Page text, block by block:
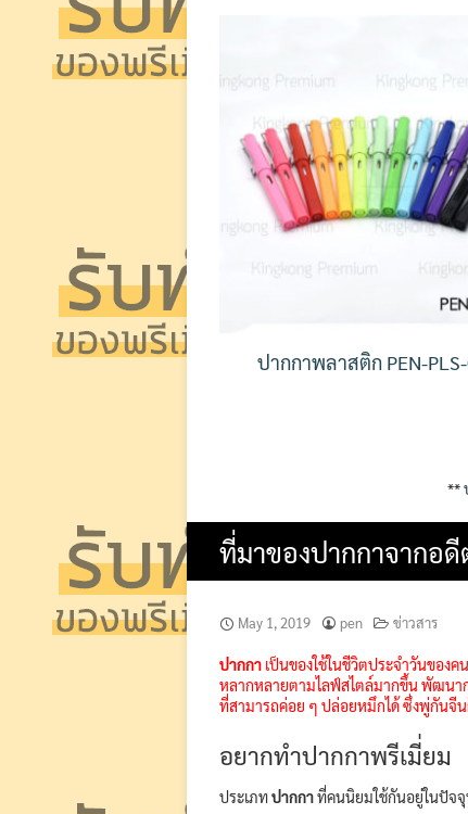
ปากกาพลาสติก PEN-
**
ที่มาของปากกาจากอ
May 1, 2019 pen ข่าวสาร
ปากกา เป็นของใช้ในชีวิตประจำวันของ
หลากหลายตามไลฟ์สไตล์มากขึ้น พัฒนา
ที่สามารถค่อย ๆ ปล่อยหมึกได้ ซึ่งพู่กันจี
อยากทำปากกาพรีเมี่ยม
ประเภทปากกาที่คนนิยมใช้กันอยู่ในปัจ